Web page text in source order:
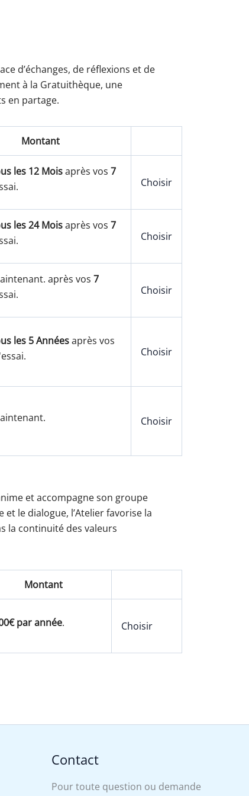
d’échanges, de réflexions et de
à la Gratuithèque, une
en partage.
Montant
les 12 Moisaprès vos 7
Choisir
les 24 Moisaprès vos 7
Choisir
après vos 7
Choisir
les 5 Annéesaprès vos
Choisir
Choisir
et accompagne son groupe
et le dialogue, l’Atelier favorise la
la continuité des valeurs
Montant
par année. Choisir
Contact
Pour toute question ou demande